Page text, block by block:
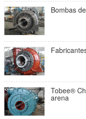
Bombas
Tobee®
arena